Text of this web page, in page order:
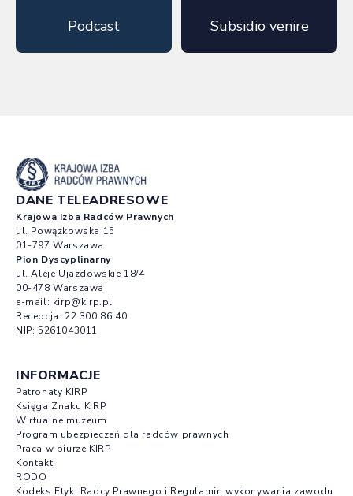
Podcast Subsidio venire
DANE TELEADRESOWE
Krajowa Izba Radców Prawnych
ul. Powązkowska 15
01-797 Warszawa
Pion Dyscyplinarny
ul. Aleje Ujazdowskie 18/4
00-478 Warszawa
e-mail: kirp@kirp.pl
Recepcja: 22 300 86 40
NIP: 5261043011
INFORMACJE
Patronaty KIRP
Księga Znaku KIRP
Wirtualne muzeum
Program ubezpieczeń dla radców prawnych
Praca w biurze KIRP
Kontakt
RODO
Kodeks Etyki Radcy Prawnego i Regulamin wykonywania zawodu